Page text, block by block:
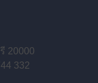
20000
332